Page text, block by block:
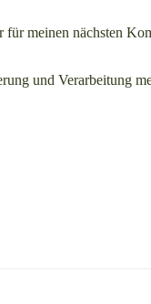
meinen nächsten
und Verarbeitung